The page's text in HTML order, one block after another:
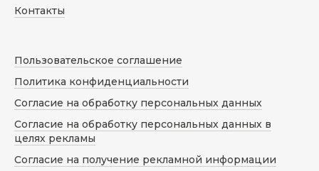
Контакты
Пользовательское соглашение
Политика конфиденциальности
Согласие на обработку персональных данных
Согласие на обработку персональных данных в
целях рекламы
Согласие на получение рекламной информации